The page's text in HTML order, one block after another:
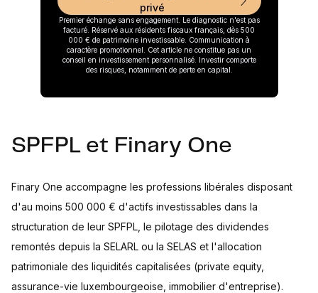
privé
Premier échange sans engagement. Le diagnostic n'est pas
facturé. Réservé aux résidents fiscaux français, dès 500
000 € de patrimoine investissable. Communication à
caractère promotionnel. Cet article ne constitue pas un
conseil en investissement personnalisé. Investir comporte
des risques, notamment de perte en capital.
SPFPL et Finary One
Finary One accompagne les professions libérales disposant
d'au moins 500 000 € d'actifs investissables dans la
structuration de leur SPFPL, le pilotage des dividendes
remontés depuis la SELARL ou la SELAS et l'allocation
patrimoniale des liquidités capitalisées (private equity,
assurance-vie luxembourgeoise, immobilier d'entreprise).